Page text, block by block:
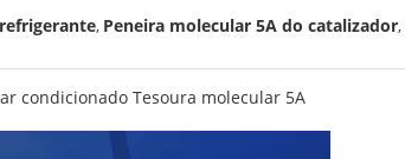
, Peneira molecular 5A do catalizador,
condicionado Tesoura molecular 5A